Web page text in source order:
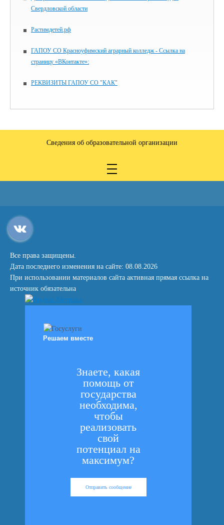
Свердловской области
Растимдетей.рф
ГАПОУ СО Красноуфимский аграрный колледж - Ссылка на
страницу «ВКонтакте»:
РЕКВИЗИТЫ ГАПОУ СО "КАК"
Сведения об образовательной организации
Все права защищены.
Дата последнего изменения на сайте: 08.08.2026
При использовании материалов сайта активная прямая ссылка на
источник обязательна
Решаем вместе
Знаете, какая
помощь от
государства
необходима,
чтобы
реализовать
свой
потенциал на
максимум?
Отправить сообщение